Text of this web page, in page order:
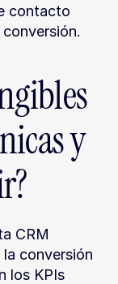
contacto
y
CRM
conversión
los KPIs